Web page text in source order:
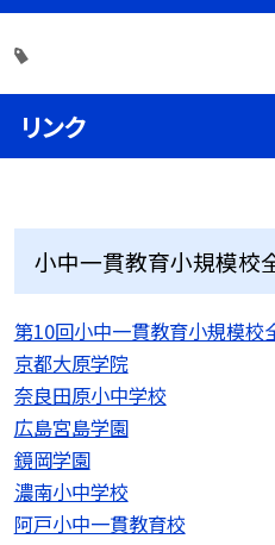
リンク
小中一貫教育小規模校
第10回小中一貫教育小規模校
京都大原学院
奈良田原小中学校
広島宮島学園
鏡岡学園
濃南小中学校
阿戸小中一貫教育校